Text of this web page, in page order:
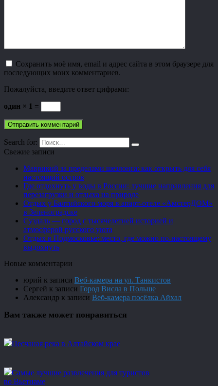
Сохранить моё имя, email и адрес сайта в этом браузере для
последующих моих комментариев.
Пожалуйста, введите ответ цифрами:
один × 1 =
Search for:
Свежие записи
Маврикий за пределами шезлонга: как открыть для себя
настоящий остров
Где отдохнуть у воды в России: лучшие направления для
перезагрузки и отдыха на природе
Отдых у Балтийского моря в апарт-отеле «АмстерДОМ»
в Зеленоградске
Суздаль — город с тысячелетней историей и
атмосферой русского уюта
Отдых в Подмосковье: место, где можно по-настоящему
выдохнуть
Новые комментарии
юрий к записи Веб-камера на ул. Танкистов
Сергей к записи Город Висла в Польше
Александр к записи Веб-камера посёлка Айхал
Вам также может понравиться
Песчаная река в Алтайском крае
Самые лучшие развлечения для туристов
во Вьетнаме